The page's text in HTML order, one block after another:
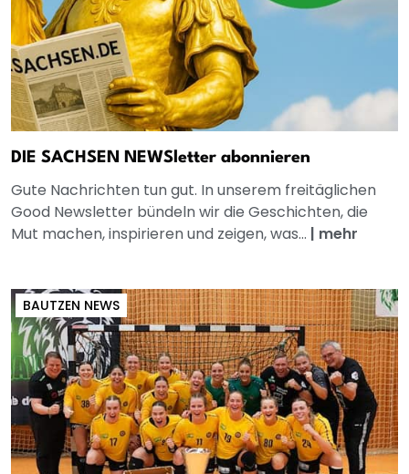
DIE SACHSEN NEWSletter abonnieren
Gute Nachrichten tun gut. In unserem freitäglichen
Good Newsletter bündeln wir die Geschichten, die
Mut machen, inspirieren und zeigen, was... | mehr
BAUTZEN NEWS